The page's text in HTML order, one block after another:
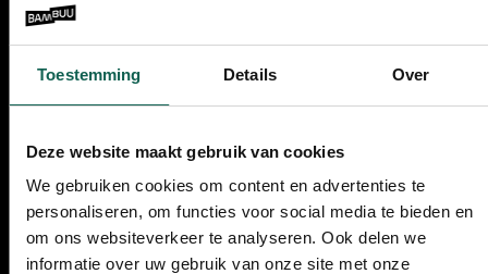
Toestemming Details Over
Deze website maakt gebruik van cookies
We gebruiken cookies om content en advertenties te
personaliseren, om functies voor social media te bieden en
om ons websiteverkeer te analyseren. Ook delen we
informatie over uw gebruik van onze site met onze
Lees hier meer overonze
unieke aanpak
085 210 47 47
E-mail: info@bambuu.nl